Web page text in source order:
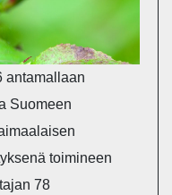
antamallaan
Suomeen
toimineen
78